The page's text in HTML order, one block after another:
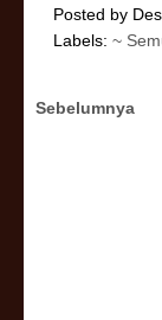
Posted by
Labels: ~
Sebelumnya